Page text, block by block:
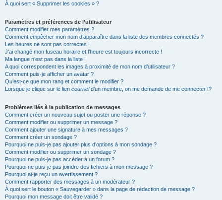
À quoi sert « Supprimer les cookies » ?
Paramètres et préférences de l’utilisateur
Comment modifier mes paramètres ?
Comment empêcher mon nom d’apparaître dans la liste des membres connectés ?
Les heures ne sont pas correctes !
J’ai changé mon fuseau horaire et l’heure est toujours incorrecte !
Ma langue n’est pas dans la liste !
A quoi correspondent les images à proximité de mon nom d’utilisateur ?
Comment puis-je afficher un avatar ?
Qu’est-ce que mon rang et comment le modifier ?
Lorsque je clique sur le lien courrield’un membre, on me demande de me connecter !?
Problèmes liés à la publication de messages
Comment créer un nouveau sujet ou poster une réponse ?
Comment modifier ou supprimer un message ?
Comment ajouter une signature à mes messages ?
Comment créer un sondage ?
Pourquoi ne puis-je pas ajouter plus d’options à mon sondage ?
Comment modifier ou supprimer un sondage ?
Pourquoi ne puis-je pas accéder à un forum ?
Pourquoi ne puis-je pas joindre des fichiers à mon message ?
Pourquoi ai-je reçu un avertissement ?
Comment rapporter des messages à un modérateur ?
À quoi sert le bouton « Sauvegarder » dans la page de rédaction de message ?
Pourquoi mon message doit être validé ?